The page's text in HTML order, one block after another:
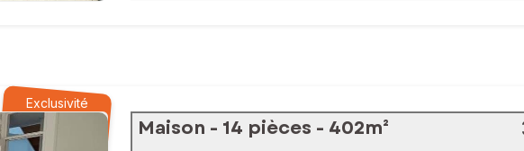
Exclusivité
Maison - 14 pièces - 402m²